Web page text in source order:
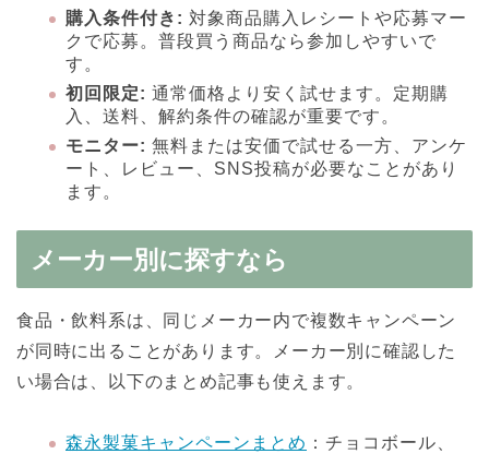
購入条件付き: 対象商品購入レシートや応募マー
クで応募。普段買う商品なら参加しやすいで
す。
初回限定: 通常価格より安く試せます。定期購
入、送料、解約条件の確認が重要です。
モニター: 無料または安価で試せる一方、アンケ
ート、レビュー、SNS投稿が必要なことがあり
ます。
メーカー別に探すなら
食品・飲料系は、同じメーカー内で複数キャンペーン
が同時に出ることがあります。メーカー別に確認した
い場合は、以下のまとめ記事も使えます。
森永製菓キャンペーンまとめ ：チョコボール、